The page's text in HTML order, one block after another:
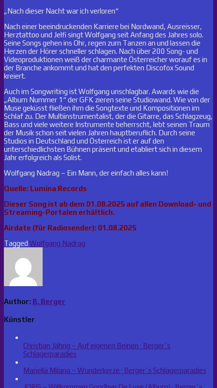
„Nach dieser Nacht war ich verloren“
Nach einer beeindruckenden Karriere bei Nordwand, Ausreisser,
Herztattoo und Jelfi singt Wolfgang seit Anfang des Jahres solo.
Seine Songs gehen ins Ohr, regen zum Tanzen an und lassen die
Herzen der Hörer schneller schlagen. Nach über 200 Song- und
Videoproduktionen weiß der charmante Österreicher worauf es in
der Branche ankommt und hat den perfekten Discofox Sound
kreiert.
Auch im Songwriting ist Wolfgang unschlagbar. Awards wie die
„Album Nummer 1“ der GFK zieren seine Studiowand. Wie von der
Muse geküsst fließen ihm die Songtexte und Kompositionen im
Schlaf zu. Der Multiinstrumentalist, der die Gitarre, das Schlagzeug,
Bass und viele weitere Instrumente beherrscht, lebt seinen Traum
der Musik schon seit vielen Jahren hauptberuflich. Durch seine
Studios in Deutschland und Österreich ist er auf den
unterschiedlichsten Bühnen präsent und etabliert sich in diesem
Jahr erfolgreich als Solist.
Wolfgang Nadrag – Ein Mann, der einfach alles kann!
Quelle: Lumina Records
Dieser Song ist ab dem 01.08.2025 auf allen Download- und
Streaming-Portalen erhältlich.
Airdate (für Radiosender): 01.08.2025
Tagged Wolfgang Nadrag
Author: B. Berger
Künstler
Christian Jährig – Auf eigenen Beinen · Berger´s
Schlagerparadies
Mariella Milana – Wunderkerze · Berger´s Schlagerparadies